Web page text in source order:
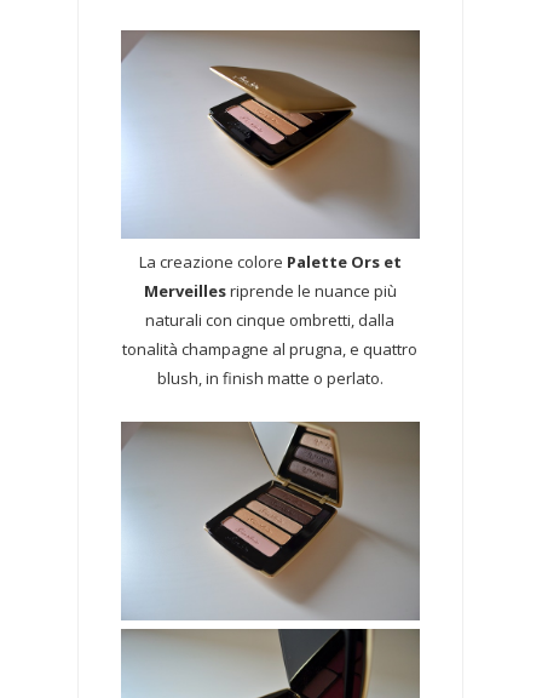
La creazione colore Palette Ors et
Merveillesriprende le nuance più
naturali con cinque ombretti, dalla
tonalità champagne al prugna, e quattro
blush, in finish matte o perlato.